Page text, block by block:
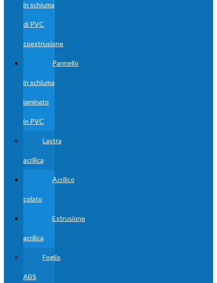
in schiuma
di PVC
coestrusione
Pannello
in schiuma
laminato
in PVC
Lastra
acrilica
Acrilico
colato
Estrusione
acrilica
Foglio
ABS